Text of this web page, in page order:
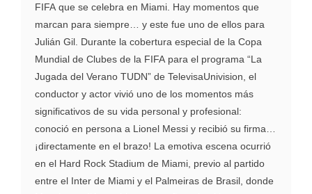
FIFA que se celebra en Miami. Hay momentos que
marcan para siempre… y este fue uno de ellos para
Julián Gil. Durante la cobertura especial de la Copa
Mundial de Clubes de la FIFA para el programa “La
Jugada del Verano TUDN” de TelevisaUnivision, el
conductor y actor vivió uno de los momentos más
significativos de su vida personal y profesional:
conoció en persona a Lionel Messi y recibió su firma…
¡directamente en el brazo! La emotiva escena ocurrió
en el Hard Rock Stadium de Miami, previo al partido
entre el Inter de Miami y el Palmeiras de Brasil, donde